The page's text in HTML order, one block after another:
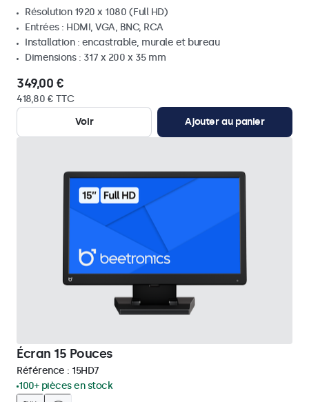
Résolution 1920 x 1080 (Full HD)
Entrées : HDMI, VGA, BNC, RCA
Installation : encastrable, murale et bureau
Dimensions : 317 x 200 x 35 mm
349,00 €
418,80 € TTC
Voir
Ajouter au panier
Écran 15 Pouces
Référence : 15HD7
100+ pièces en stock